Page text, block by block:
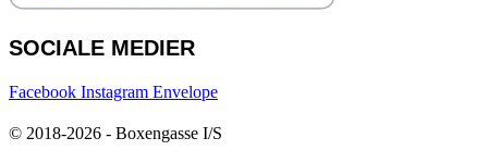
SOCIALE MEDIER
Facebook Instagram Envelope
© 2018-2026 - Boxengasse I/S